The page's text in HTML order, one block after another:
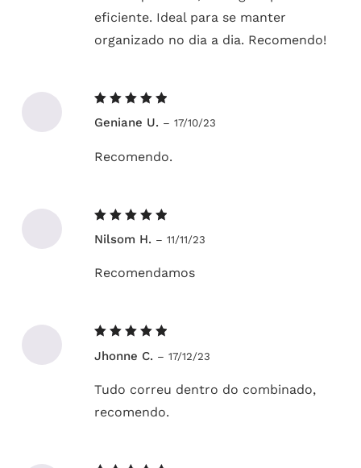
eficiente. Ideal para se manter
organizado no dia a dia. Recomendo!
5de 5
Geniane U. – 17/10/23
Recomendo.
5de 5
Nilsom H. – 11/11/23
Recomendamos
5de 5
Jhonne C. – 17/12/23
Tudo correu dentro do combinado,
recomendo.